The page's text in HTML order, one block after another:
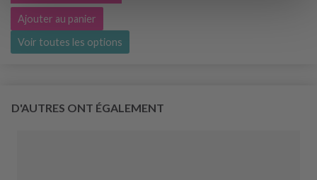
Ajouter au panier
Voir toutes les options
D'AUTRES ONT ÉGALEMENT